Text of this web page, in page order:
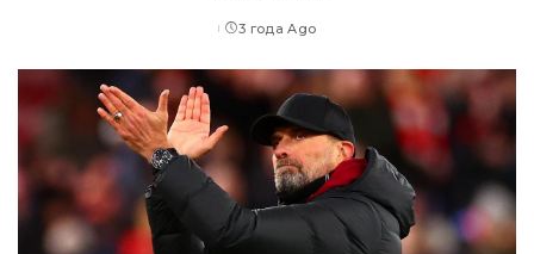
Posted
3 года Ago